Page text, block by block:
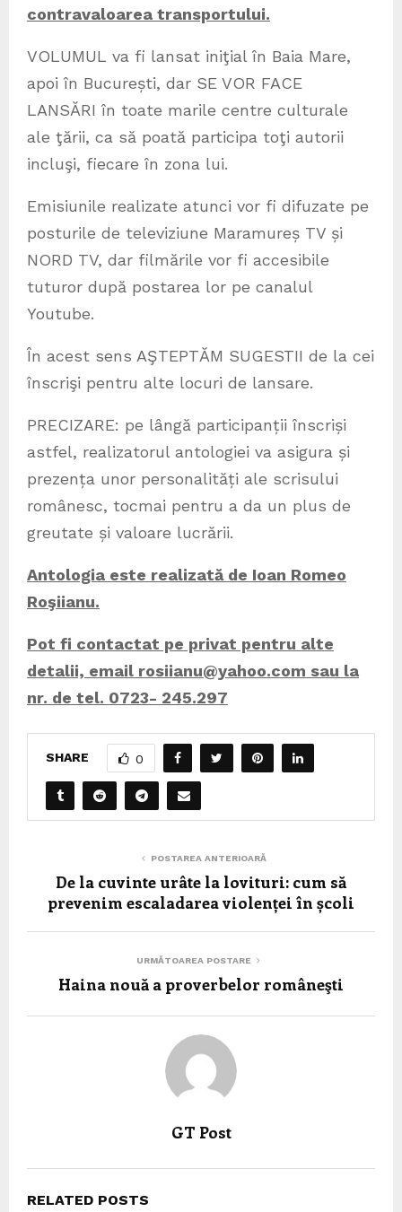
contravaloarea transportului.
VOLUMUL va fi lansat iniţial în Baia Mare,
apoi în București, dar SE VOR FACE
LANSĂRI în toate marile centre culturale
ale ţării, ca să poată participa toţi autorii
incluşi, fiecare în zona lui.
Emisiunile realizate atunci vor fi difuzate pe
posturile de televiziune Maramureș TV și
NORD TV, dar filmările vor fi accesibile
tuturor după postarea lor pe canalul
Youtube.
În acest sens AŞTEPTĂM SUGESTII de la cei
înscrişi pentru alte locuri de lansare.
PRECIZARE: pe lângă participanții înscriși
astfel, realizatorul antologiei va asigura și
prezența unor personalități ale scrisului
românesc, tocmai pentru a da un plus de
greutate și valoare lucrării.
Antologia este realizată de Ioan Romeo
Roşiianu.
Pot fi contactat pe privat pentru alte
detalii, email rosiianu@yahoo.com sau la
nr. de tel. 0723- 245.297
SHARE 0
POSTAREA ANTERIOARĂ
De la cuvinte urâte la lovituri: cum să
prevenim escaladarea violenței în școli
URMĂTOAREA POSTARE
Haina nouă a proverbelor româneşti
GT Post
RELATED POSTS